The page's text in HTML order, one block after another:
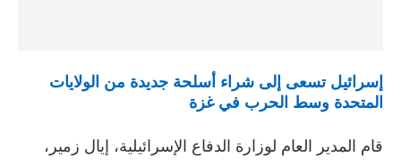
إسرائيل تسعى إلى شراء أسلحة جديدة من الولايات
المتحدة وسط الحرب في غزة
قام المدير العام لوزارة الدفاع الإسرائيلية، إيال زمير،